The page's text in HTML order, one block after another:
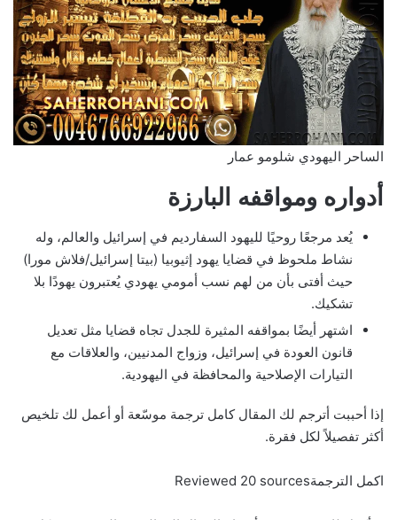
الساحر اليهودي شلومو عمار
أدواره ومواقفه البارزة
يُعد مرجعًا روحيًا لليهود السفارديم في إسرائيل والعالم، وله
نشاط ملحوظ في قضايا يهود إثيوبيا (بيتا إسرائيل/فلاش مورا)
حيث أفتى بأن من لهم نسب أمومي يهودي يُعتبرون يهودًا بلا
تشكيك.
اشتهر أيضًا بمواقفه المثيرة للجدل تجاه قضايا مثل تعديل
قانون العودة في إسرائيل، وزواج المدنيين، والعلاقات مع
التيارات الإصلاحية والمحافظة في اليهودية.
إذا أحببت أترجم لك المقال كامل ترجمة موسّعة أو أعمل لك تلخيص
أكثر تفصيلاً لكل فقرة.
اكمل الترجمةReviewed 20 sources